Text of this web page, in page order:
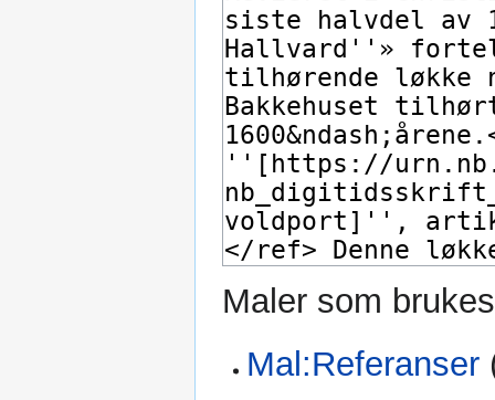
Maler som
Mal:Referanser